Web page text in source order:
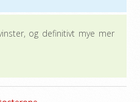
og definitivt mye mer